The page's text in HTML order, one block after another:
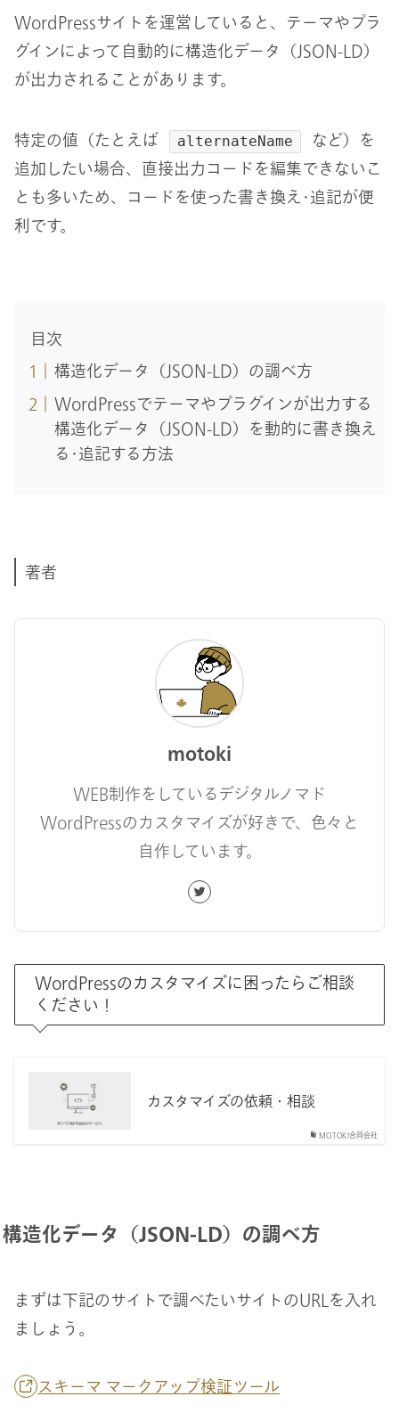
WordPressサイトを運営していると、テーマやプラ
グインによって自動的に構造化データ（JSON-LD）
が出力されることがあります。
特定の値（たとえば alternateName
など）を
追加したい場合、直接出力コードを編集できないこ
とも多いため、コードを使った書き換え･追記が便
利です。
目次
構造化データ（JSON-LD）の調べ方
WordPressでテーマやプラグインが出力する
構造化データ（JSON-LD）を動的に書き換え
る･追記する方法
著者
motoki
WEB制作をしているデジタルノマド
WordPressのカスタマイズが好きで、色々と
自作しています。
WordPressのカスタマイズに困ったらご相談
ください！
MOTOKI合同会社
カスタマイズの依頼・相談
構造化データ（JSON-LD）の調べ方
まずは下記のサイトで調べたいサイトのURLを入れ
ましょう。
スキーマ マークアップ検証ツール